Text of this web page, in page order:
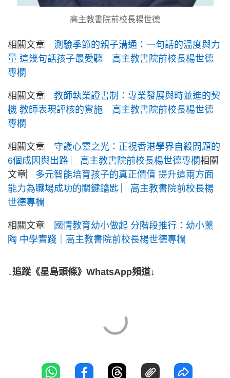
高主教書院前校長楊世德
相關文章︳ 測驗季節的親子溝通：一句話的溫度與力
量 這幾句話孩子最愛聽︳高主教書院前校長楊世德
專欄
相關文章︳ 教師執業證書制：專業發展與時並進的契
機 教師表現評核的實施︳高主教書院前校長楊世德
專欄
相關文章︳ 守護心靈之光：正視香港學界自殺問題的
6個成因與出路 ︳高主教書院前校長楊世德專欄相關
文章︳ 多元智能培育孩子的真正價值 提升這兩方面
能力為職場成功的關鍵鑰匙 ︳高主教書院前校長楊
世德專欄
相關文章︳
國情教育幼小做起 分階段推行：幼小薰
陶 中學實踐｜高主教書院前校長楊世德專欄
↓追蹤《星島頭條》WhatsApp頻道↓